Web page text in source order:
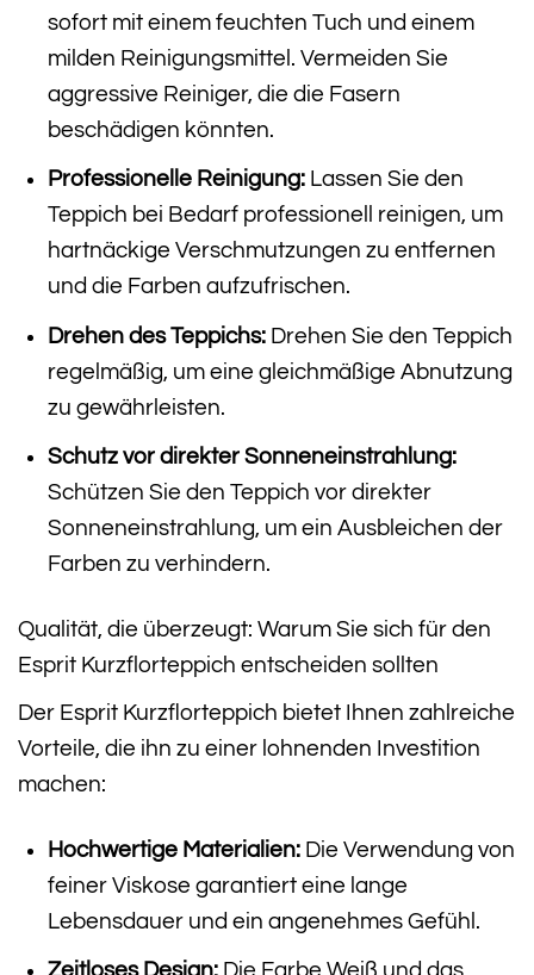
sofort mit einem feuchten Tuch und einem
milden Reinigungsmittel. Vermeiden Sie
aggressive Reiniger, die die Fasern
beschädigen könnten.
Professionelle Reinigung:Lassen Sie den
Teppich bei Bedarf professionell reinigen, um
hartnäckige Verschmutzungen zu entfernen
und die Farben aufzufrischen.
Drehen des Teppichs:Drehen Sie den Teppich
regelmäßig, um eine gleichmäßige Abnutzung
zu gewährleisten.
Schutz vor direkter Sonneneinstrahlung:
Schützen Sie den Teppich vor direkter
Sonneneinstrahlung, um ein Ausbleichen der
Farben zu verhindern.
Qualität, die überzeugt: Warum Sie sich für den
Esprit Kurzflorteppich entscheiden sollten
Der Esprit Kurzflorteppich bietet Ihnen zahlreiche
Vorteile, die ihn zu einer lohnenden Investition
machen:
Hochwertige Materialien:Die Verwendung von
feiner Viskose garantiert eine lange
Lebensdauer und ein angenehmes Gefühl.